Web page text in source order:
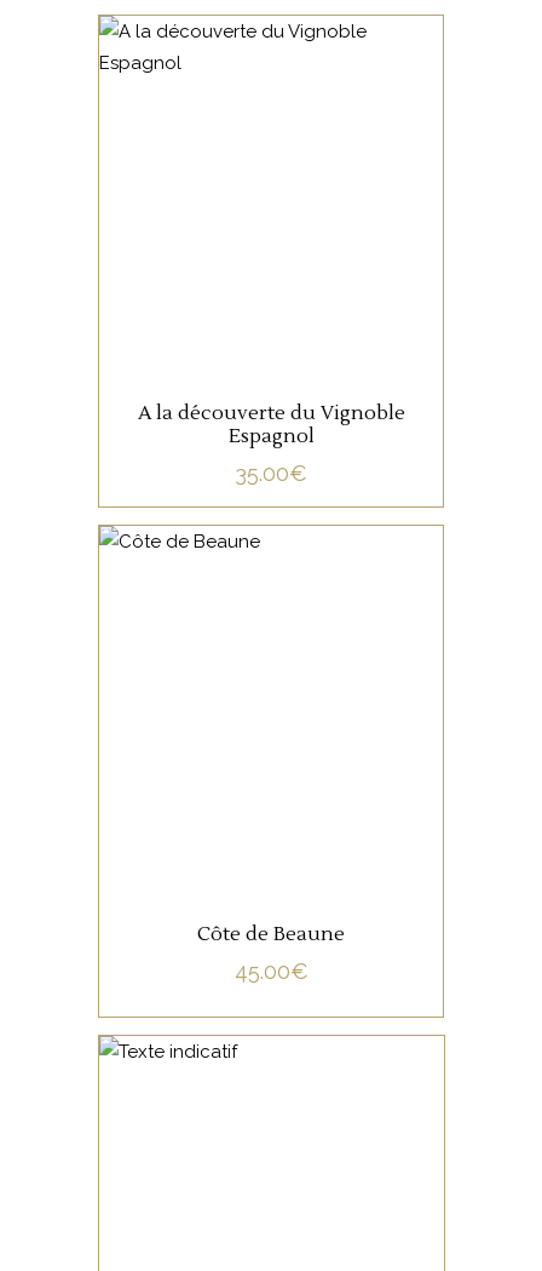
A la découverte du Vignoble
Espagnol
35.00€
Côte de Beaune
45.00€